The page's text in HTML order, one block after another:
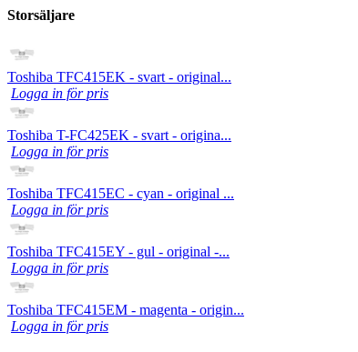
Storsäljare
Toshiba TFC415EK - svart - original...
Logga in för pris
Toshiba T-FC425EK - svart - origina...
Logga in för pris
Toshiba TFC415EC - cyan - original ...
Logga in för pris
Toshiba TFC415EY - gul - original -...
Logga in för pris
Toshiba TFC415EM - magenta - origin...
Logga in för pris